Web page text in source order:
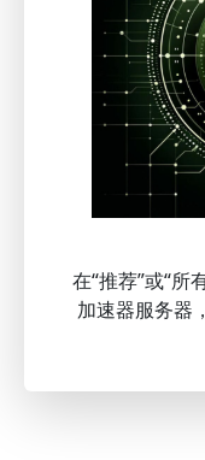
在“推荐”或“所
加速器服务器